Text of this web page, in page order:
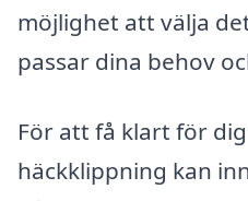
möjlighet att välja
passar dina behov
För att få klart för
häckklippning kan